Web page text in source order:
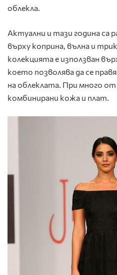
облекла.
Актуални и тази година са
върху коприна, вълна и
колекцията е използван
което позволява да се
на облеклата. При много
комбинирани кожа и плат.